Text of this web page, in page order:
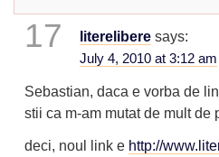
17 literelibere says:
July 4, 2010 at 3:12 am
Sebastian, daca e vorba de
stii ca m-am mutat de mult de
deci, noul link e http://